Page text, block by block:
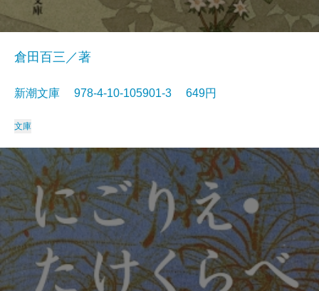
倉田百三／著
新潮文庫 978-4-10-105901-3 649円
文庫